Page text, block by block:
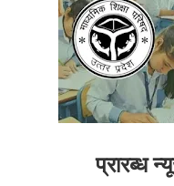
प्रारब्ध